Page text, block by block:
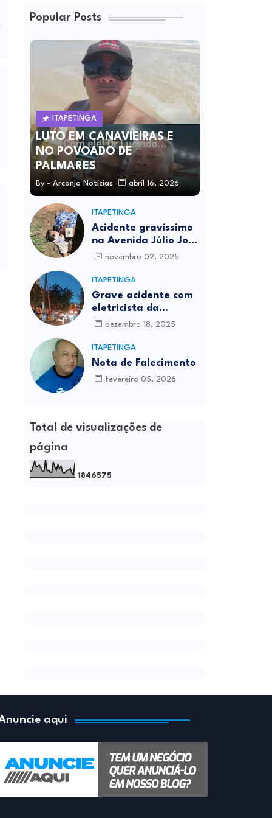
Popular Posts
ITAPETINGA
LUTO EM CANAVIEIRAS E
NO POVOADO DE
PALMARES
By - Arcanjo Notícias abril 16, 2026
ITAPETINGA
Acidente gravíssimo
na Avenida Júlio José
Rodrigues deixa um
novembro 02, 2025
ITAPETINGA
Grave acidente com
eletricista da
Prefeitura é
Itapetinga
dezembro 18, 2025
ITAPETINGA
Nota de Falecimento
fevereiro 05, 2026
Total de visualizações de
página
1 846575
aqui